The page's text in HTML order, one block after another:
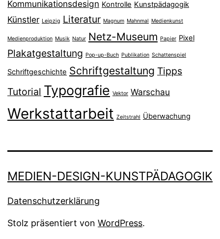
Kommunikationsdesign Kontrolle Kunstpädagogik
Künstler Leipzig Literatur Magnum Mahnmal Medienkunst
Medienproduktion Musik Natur Netz-Museum Papier Pixel
Plakatgestaltung Pop-up-Buch Publikation Schattenspiel
Schriftgeschichte Schriftgestaltung Tipps
Tutorial Typografie Vektor Warschau
Werkstattarbeit Zeitstrahl Überwachung
MEDIEN-DESIGN-KUNSTPÄDAGOGIK
Datenschutzerklärung
Stolz präsentiert von WordPress.